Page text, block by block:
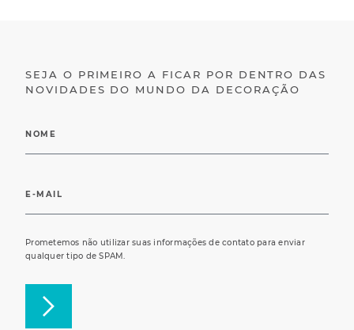
SEJA O PRIMEIRO A FICAR POR DENTRO DAS
NOVIDADES DO MUNDO DA DECORAÇÃO
Prometemos não utilizar suas informações de contato para enviar
qualquer tipo de SPAM.